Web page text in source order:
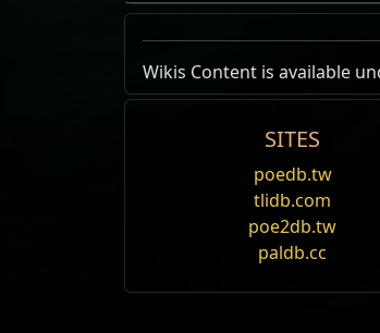
FlavourText
Search
Shavronne's Revelation
"
ถื
Femurs of the Saints
"พ
Wikis Content is available
SITES
poedb.tw
tlidb.com
poe2db.tw
paldb.cc